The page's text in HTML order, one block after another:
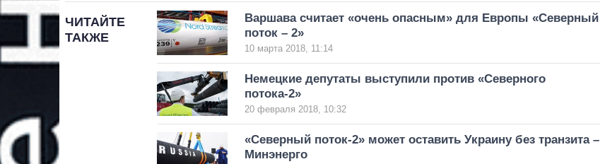
ЧИТАЙТЕ
ТАКЖЕ
Варшава считает «очень опасным» для Европы «Северный
поток – 2»
10 марта 2018, 11:14
Немецкие депутаты выступили против «Северного
потока-2»
20 февраля 2018, 10:32
«Северный поток-2» может оставить Украину без транзита –
Минэнерго